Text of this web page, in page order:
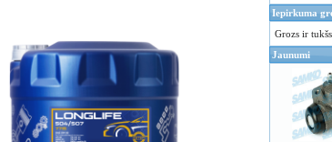
Iepirkuma
Grozs ir tukšs
Jaunumi